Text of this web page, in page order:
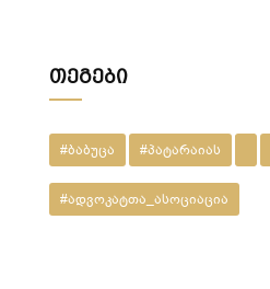
თეგები
#ბაბუცა #პატარაიას
#ადვოკატთა_ასოციაცია